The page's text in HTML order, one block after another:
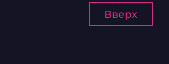
Вверх